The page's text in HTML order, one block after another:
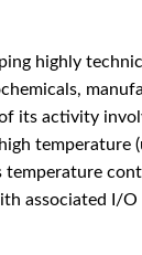
highly
its activity
temperature
associated I/O